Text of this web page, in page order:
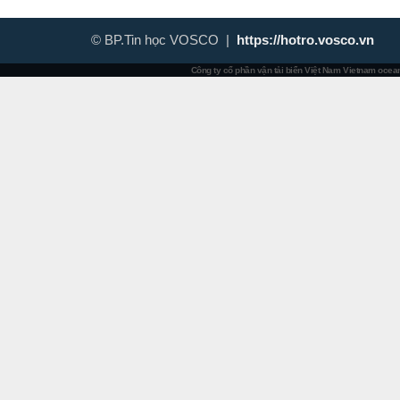
© BP.Tin học VOSCO | https://hotro.vosco.vn
Công ty cổ phần vận tải biển Việt Nam Vietnam